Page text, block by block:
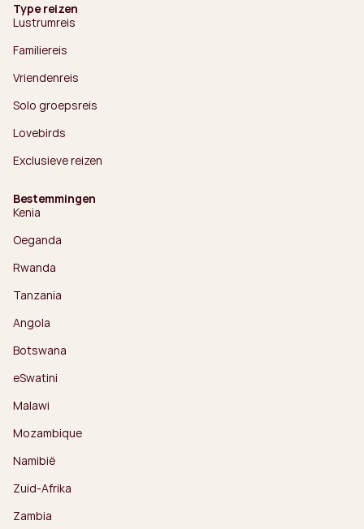
Type reizen
Lustrumreis
Familiereis
Vriendenreis
Solo groepsreis
Lovebirds
Exclusieve reizen
Bestemmingen
Kenia
Oeganda
Rwanda
Tanzania
Angola
Botswana
eSwatini
Malawi
Mozambique
Namibië
Zuid-Afrika
Zambia